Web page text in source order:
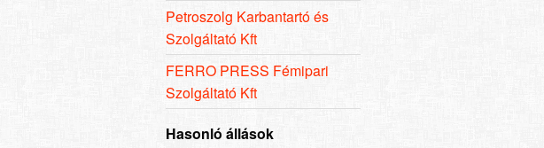
Petroszolg Karbantartó és
Szolgáltató Kft
FERRO PRESS Fémipari
Szolgáltató Kft
Hasonló állások